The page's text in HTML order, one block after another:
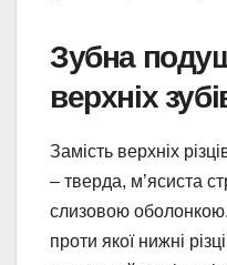
Зубна
верхніх
Замість верхніх
– тверда, м’ясиста
слизовою
проти якої нижні